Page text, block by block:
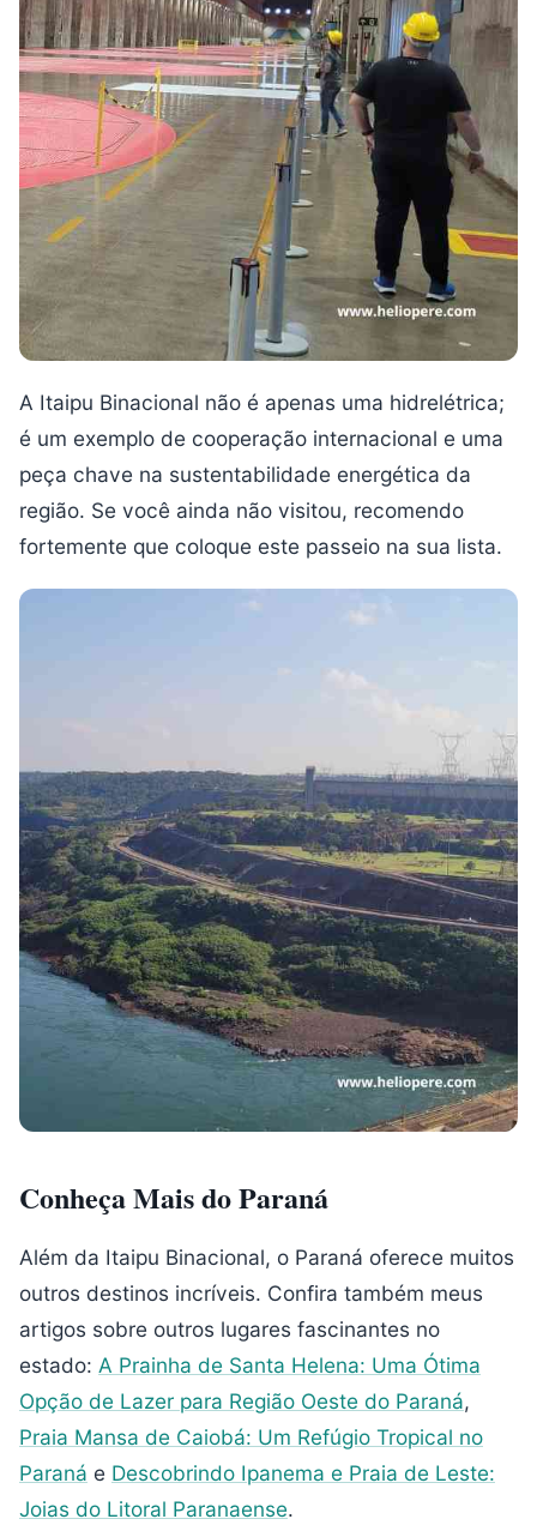
A Itaipu Binacional não é apenas uma hidrelétrica;
é um exemplo de cooperação internacional e uma
peça chave na sustentabilidade energética da
região. Se você ainda não visitou, recomendo
fortemente que coloque este passeio na sua lista.
Conheça Mais do Paraná
Além da Itaipu Binacional, o Paraná oferece muitos
outros destinos incríveis. Confira também meus
artigos sobre outros lugares fascinantes no
estado: A Prainha de Santa Helena: Uma Ótima
Opção de Lazer para Região Oeste do Paraná,
Praia Mansa de Caiobá: Um Refúgio Tropical no
Paraná e Descobrindo Ipanema e Praia de Leste:
Joias do Litoral Paranaense.